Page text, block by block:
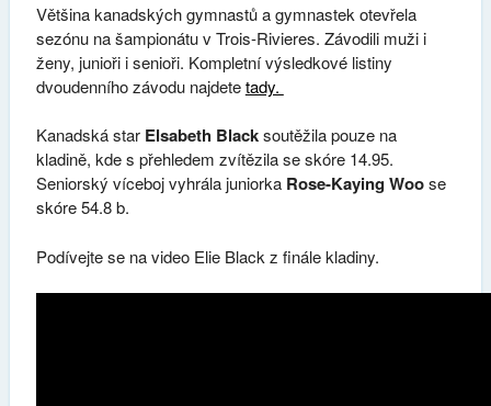
Většina kanadských gymnastů a gymnastek otevřela
sezónu na šampionátu v Trois-Rivieres. Závodili muži i
ženy, junioři i senioři. Kompletní výsledkové listiny
dvoudenního závodu najdetetady.
Kanadská star Elsabeth Blacksoutěžila pouze na
kladině, kde s přehledem zvítězila se skóre 14.95.
Seniorský víceboj vyhrála juniorka Rose-Kaying Woose
skóre 54.8 b.
Podívejte se na video Elie Black z finále kladiny.